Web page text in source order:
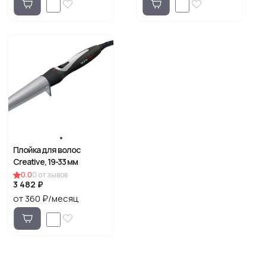
Плойка для волос
Creative, 19-33 мм
0.00 отзывов
3 482 ₽
от 360 ₽/месяц